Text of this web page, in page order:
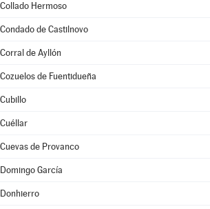
Collado Hermoso
Condado de Castilnovo
Corral de Ayllón
Cozuelos de Fuentidueña
Cubillo
Cuéllar
Cuevas de Provanco
Domingo García
Donhierro